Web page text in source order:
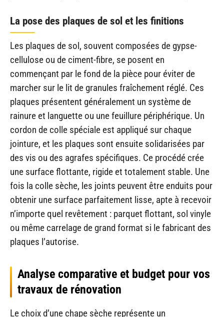
La pose des plaques de sol et les finitions
Les plaques de sol, souvent composées de gypse-
cellulose ou de ciment-fibre, se posent en
commençant par le fond de la pièce pour éviter de
marcher sur le lit de granules fraîchement réglé. Ces
plaques présentent généralement un système de
rainure et languette ou une feuillure périphérique. Un
cordon de colle spéciale est appliqué sur chaque
jointure, et les plaques sont ensuite solidarisées par
des vis ou des agrafes spécifiques. Ce procédé crée
une surface flottante, rigide et totalement stable. Une
fois la colle sèche, les joints peuvent être enduits pour
obtenir une surface parfaitement lisse, apte à recevoir
n’importe quel revêtement : parquet flottant, sol vinyle
ou même carrelage de grand format si le fabricant des
plaques l’autorise.
Analyse comparative et budget pour vos
travaux de rénovation
Le choix d’une chape sèche représente un